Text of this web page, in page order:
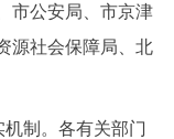
市公安局、市京津
源社会保障局、北
制。各有关部门